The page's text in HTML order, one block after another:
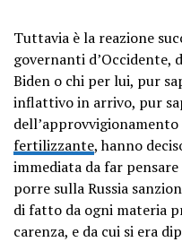
Tuttavia è la reazione
governanti d’Occidente,
Biden o chi per lui, pur
inflattivo in arrivo, pur
dell’approvvigionamento
fertilizzante, hanno
immediata da far
porre sulla Russia
di fatto da ogni materia
carenza, e da cui si era